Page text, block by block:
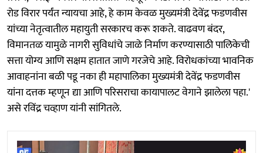
रोड विरार पर्यंत न्यायचा आहे, हे काम केवळ मुख्यमंत्री देवेंद्र फडणवीस
यांच्या नेतृत्वातील महायुती सरकारच करू शकते. वाढवण बंदर,
विमानतळ यामुळे नागरी सुविधांचे जाळे निर्माण करण्यासाठी पालिकेची
सत्ता योग्य आणि सक्षम हातात जाणे गरजेचे आहे. विरोधकांच्या भावनिक
आवाहनांना बळी पडू नका ही महापालिका मुख्यमंत्री देवेंद्र फडणवीस
यांना दत्तक म्हणून द्या आणि परिसराचा कायापालट वेगाने झालेला पहा.'
असे रविंद्र चव्हाण यांनी सांगितले.